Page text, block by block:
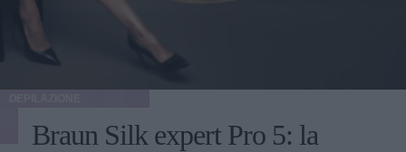
Braun Silk expert Pro 5: la